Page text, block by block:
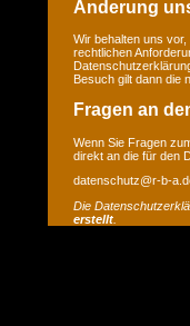
Änderung
Wir behalten uns
rechtlichen
Besuch gilt dann die
Fragen an
Wenn Sie Fragen
direkt an die für den
datenschutz@r-b-
Die
erstellt